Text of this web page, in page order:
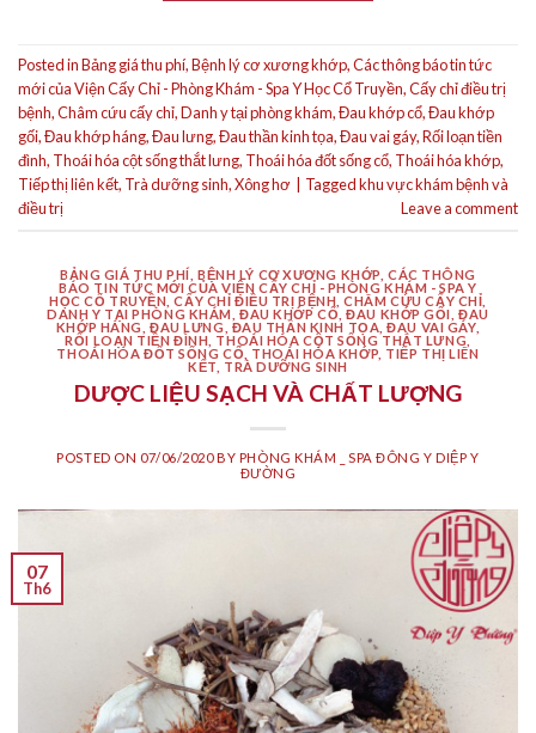
Posted inBảng giá thu phí,Bệnh lý cơ xương khớp,Các thông báo tin tức
mới của Viện Cấy Chỉ - Phòng Khám - Spa Y Học Cổ Truyền,Cấy chỉ điều trị
bệnh,Châm cứu cấy chỉ,Danh y tại phòng khám,Đau khớp cổ,Đau khớp
gối,Đau khớp háng,Đau lưng,Đau thần kinh tọa,Đau vai gáy,Rối loạn tiền
đình, Thoái hóa cột sống thắt lưng, Thoái hóa đốt sống cổ, Thoái hóa khớp,
Tiếp thị liên kết, Trà dưỡng sinh,Xông hơ Taggedkhu vực khám bệnh và
điều trị
Leave a comment
BẢNG GIÁ THU PHÍ ,BỆNH LÝ CƠ XƯƠNG KHỚP CÁC THÔNG
BÁO TIN TỨC MỚI CỦA VIỆN CẤY CHỈ - PHÒNG KHÁM - SPA Y
HỌC CỔ TRUYỀN ,CẤY CHỈ ĐIỀU TRỊ BỆNH ,CHÂM CỨU CẤY CHỈ
DANH Y TẠI PHÒNG KHÁM
,ĐAU KHỚP CỔ ,ĐAU KHỚP GỐI ,ĐAU
KHỚP HÁNG
,ĐAU LƯNG ĐAU THẦN KINH TỌA ,ĐAU VAI GÁY,
RỐI LOẠN TIỀN ĐÌNH
THOÁI HÓA CỘT SỐNG THẮT LƯNG
THOÁI HÓA ĐỐT SỐNG CỔ
THOÁI HÓA KHỚP TIẾP THỊ LIÊN
KẾT
TRÀ DƯỠNG SINH
DƯỢC LIỆU SẠCH VÀ CHẤT LƯỢNG
POSTED ON 07/06/2020BY PHÒNG KHÁM _ SPA ĐÔNG Y DIỆP Y
ĐƯỜNG
07
Th6